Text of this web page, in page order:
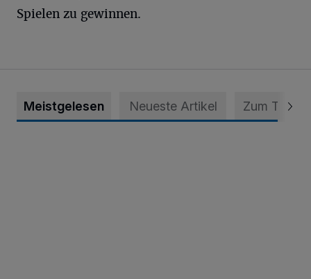
Spielen zu gewinnen.
Meistgelesen Neueste Artikel Zum Thema